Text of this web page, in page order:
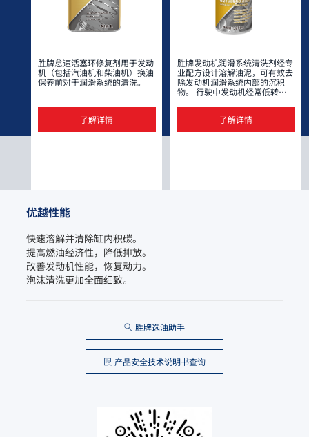
胜牌怠速活塞环修复剂用于发动
机（包括汽油机和柴油机）换油
保养前对于润滑系统的清洗。
了解详情
胜牌发动机润滑系统清洗剂经专
业配方设计溶解油泥，可有效去
除发动机润滑系统内部的沉积
物。 行驶中发动机经常低转速
起机油循环不畅、机油通道堵
塞、热传导效率降低、活塞环粘
滞，本品可显著改善前述不良现
了解详情
优越性能
快速溶解并清除缸内积碳。
提高燃油经济性，降低排放。
改善发动机性能，恢复动力。
泡沫清洗更加全面细致。
胜牌选油助手
产品安全技术说明书查询